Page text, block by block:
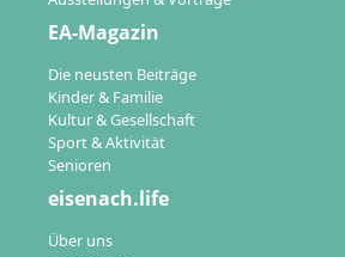
EA-Magazin
Die neusten Beiträge
Kinder & Familie
Kultur & Gesellschaft
Sport & Aktivität
Senioren
eisenach.life
Über uns